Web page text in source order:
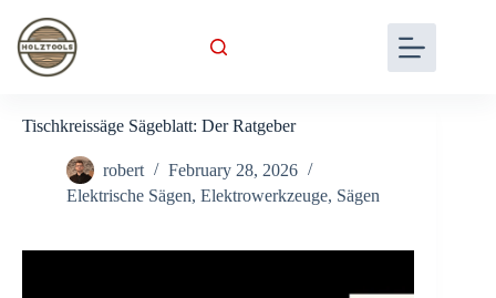
content
Tischkreissäge Sägeblatt: Der Ratgeber
robert
February 28, 2026
Elektrische Sägen, Elektrowerkzeuge, Sägen